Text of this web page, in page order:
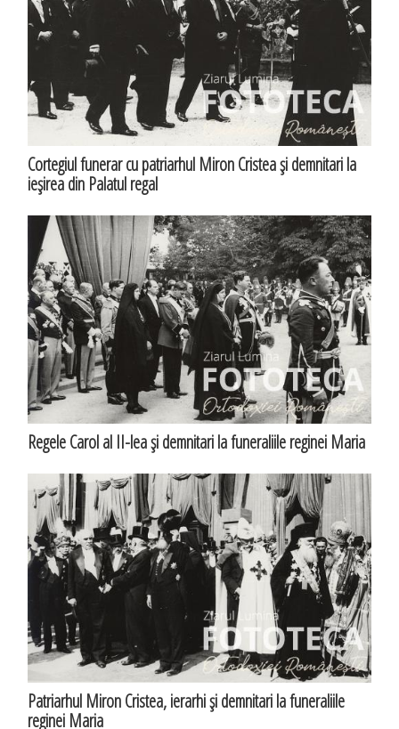
Cortegiul funerar cu patriarhul Miron Cristea şi demnitari la
ieşirea din Palatul regal
Regele Carol al II-lea şi demnitari la funeraliile reginei Maria
Patriarhul Miron Cristea, ierarhi şi demnitari la funeraliile
reginei Maria